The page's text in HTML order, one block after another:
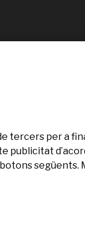
tercers per a
publicitat
següents.